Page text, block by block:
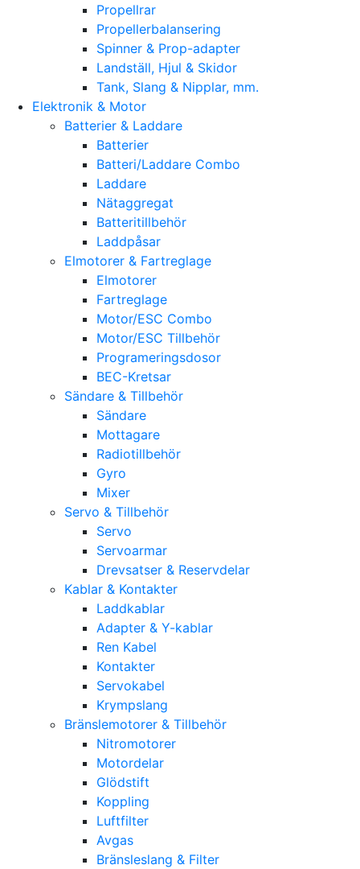
Propellrar
Propellerbalansering
Spinner & Prop-adapter
Landställ, Hjul & Skidor
Tank, Slang & Nipplar, mm.
Elektronik & Motor
Batterier & Laddare
Batterier
Batteri/Laddare Combo
Laddare
Nätaggregat
Batteritillbehör
Laddpåsar
Elmotorer & Fartreglage
Elmotorer
Fartreglage
Motor/ESC Combo
Motor/ESC Tillbehör
Programeringsdosor
BEC-Kretsar
Sändare & Tillbehör
Sändare
Mottagare
Radiotillbehör
Gyro
Mixer
Servo & Tillbehör
Servo
Servoarmar
Drevsatser & Reservdelar
Kablar & Kontakter
Laddkablar
Adapter & Y-kablar
Ren Kabel
Kontakter
Servokabel
Krympslang
Bränslemotorer & Tillbehör
Nitromotorer
Motordelar
Glödstift
Koppling
Luftfilter
Avgas
Bränsleslang & Filter